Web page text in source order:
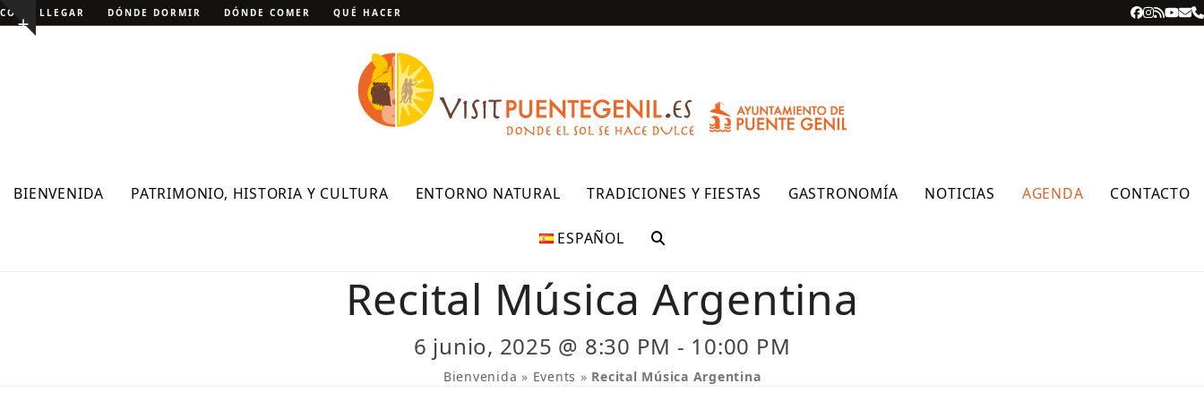
Skip
to Show
CÓMO LLEGAR DÓNDE DORMIR DÓNDE COMER QUÉ HACER Facebook
RSS
BIENVENIDA PATRIMONIO, HISTORIA Y CULTURA ENTORNO NATURAL TRADICIONES Y FIESTAS GASTRONOMÍA NOTICIAS AGENDA CONTACTO
ESPAÑOL
Recital Música Argentina
6 junio, 2025 @ 8:30 PM - 10:00 PM
Bienvenida » Events » Recital Música Argentina